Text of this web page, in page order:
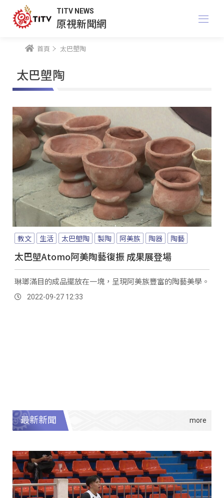
TITV NEWS
原視新聞網
首頁 太巴塱陶
太巴塱陶
教文 生活 太巴塱陶 製陶 阿美族 陶器 陶藝
太巴塱Atomo阿美陶藝復振 成果展登場
琳瑯滿目的成品擺放在一塊，呈現阿美族豐富的陶藝美學。
2022-09-27 12:33
最新新聞